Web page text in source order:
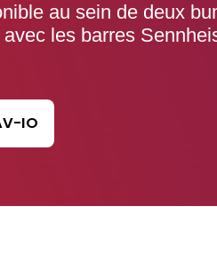
au sein de deux
les barres
IO